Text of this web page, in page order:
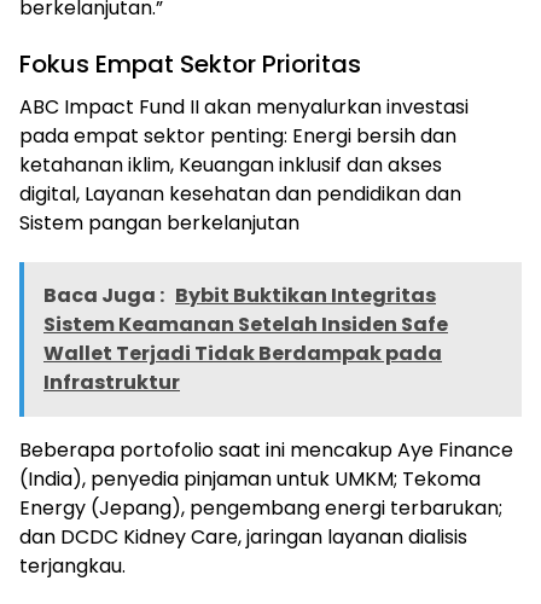
berkelanjutan.”
Fokus Empat Sektor Prioritas
ABC Impact Fund II akan menyalurkan investasi
pada empat sektor penting: Energi bersih dan
ketahanan iklim, Keuangan inklusif dan akses
digital, Layanan kesehatan dan pendidikan dan
Sistem pangan berkelanjutan
Baca Juga : Bybit Buktikan Integritas
Sistem Keamanan Setelah Insiden Safe
Wallet Terjadi Tidak Berdampak pada
Infrastruktur
Beberapa portofolio saat ini mencakup Aye Finance
(India), penyedia pinjaman untuk UMKM; Tekoma
Energy (Jepang), pengembang energi terbarukan;
dan DCDC Kidney Care, jaringan layanan dialisis
terjangkau.